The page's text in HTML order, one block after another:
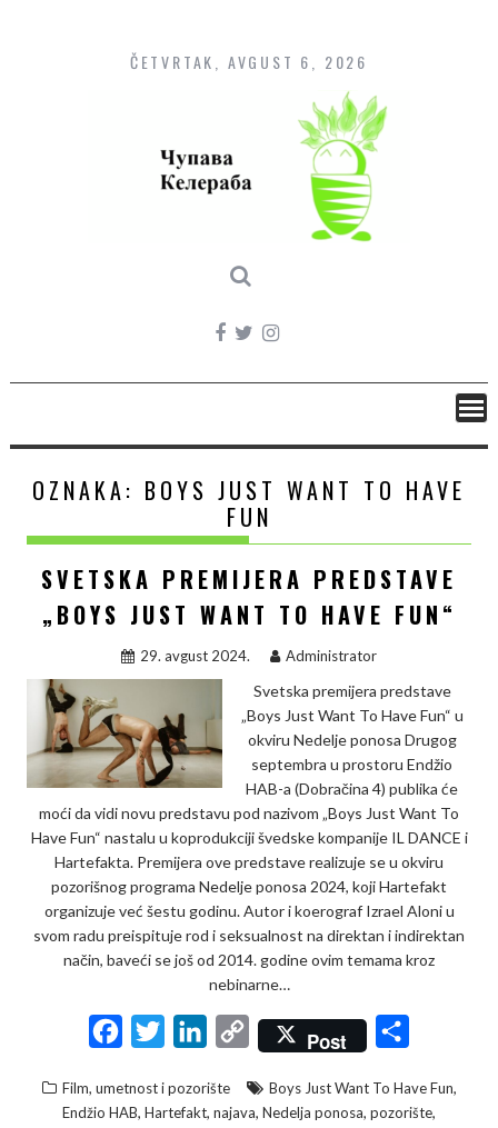
content
ČETVRTAK, AVGUST 6, 2026
OZNAKA: BOYS JUST WANT TO HAVE
FUN
SVETSKA PREMIJERA PREDSTAVE
„BOYS JUST WANT TO HAVE FUN“
29. avgust 2024. Administrator
Svetska premijera predstave
„Boys Just Want To Have Fun“ u
okviru Nedelje ponosa Drugog
septembra u prostoru Endžio
HAB-a (Dobračina 4) publika će
moći da vidi novu predstavu pod nazivom „Boys Just Want To
Have Fun“ nastalu u koprodukciji švedske kompanije IL DANCE i
Hartefakta. Premijera ove predstave realizuje se u okviru
pozorišnog programa Nedelje ponosa 2024, koji Hartefakt
organizuje već šestu godinu. Autor i koerograf Izrael Aloni u
svom radu preispituje rod i seksualnost na direktan i indirektan
način, baveći se još od 2014. godine ovim temama kroz
nebinarne…
c
i
n
C
p
Post
a
Film, umetnost i pozorište Boys Just Want To Have Fun,
Endžio HAB, Hartefakt, najava, Nedelja ponosa, pozorište,